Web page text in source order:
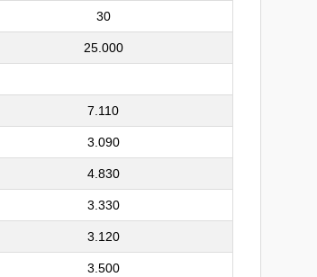
30
25.000
7.110
3.090
4.830
3.330
3.120
3.500